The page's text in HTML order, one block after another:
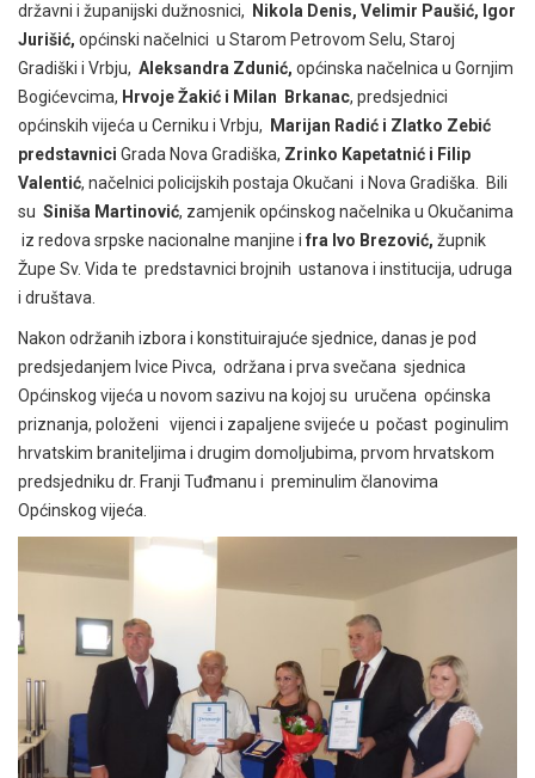
državni i županijski dužnosnici,
Nikola Denis, Velimir Paušić, Igor
Jurišić, općinski načelnici u Starom Petrovom Selu, Staroj
Gradiški i Vrbju, Aleksandra Zdunić, općinska načelnica u Gornjim
Bogićevcima, Hrvoje Žakić i Milan Brkanac, predsjednici
općinskih vijeća u Cerniku i Vrbju,
Marijan Radić i Zlatko Zebić
predstavnici Grada Nova Gradiška, Zrinko Kapetatnić i Filip
Valentić, načelnici policijskih postaja Okučani i Nova Gradiška. Bili
su Siniša Martinović, zamjenik općinskog načelnika u Okučanima
iz redova srpske nacionalne manjine i fra Ivo Brezović, župnik
Župe Sv. Vida te predstavnici brojnih ustanova i institucija, udruga
i društava.
Nakon održanih izbora i konstituirajuće sjednice, danas je pod
predsjedanjem Ivice Pivca, održana i prva svečana sjednica
Općinskog vijeća u novom sazivu na kojoj su uručena općinska
priznanja, položeni vijenci i zapaljene svijeće u počast poginulim
hrvatskim braniteljima i drugim domoljubima, prvom hrvatskom
predsjedniku dr. Franji Tuđmanu i preminulim članovima
Općinskog vijeća.